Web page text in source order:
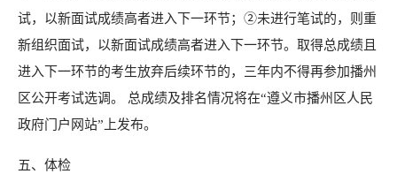
试，以新面试成绩高者进入下一环节；②未进行笔试的，则重
新组织面试，以新面试成绩高者进入下一环节。取得总成绩且
进入下一环节的考生放弃后续环节的，三年内不得再参加播州
区公开考试选调。 总成绩及排名情况将在“遵义市播州区人民
政府门户网站”上发布。
五、体检